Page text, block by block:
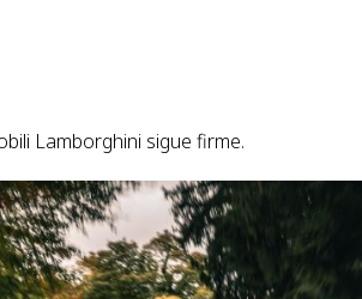
Lamborghini sigue firme.